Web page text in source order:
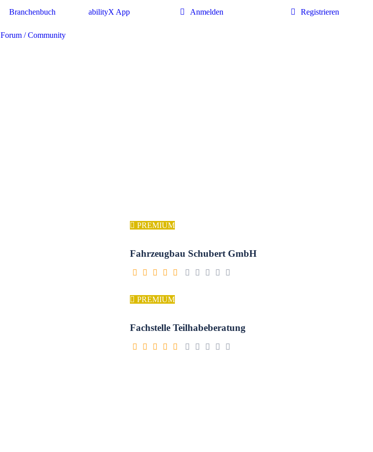
Branchenbuch abilityX App
Forum / Community
Anmelden Registrieren
PREMIUM
Fahrzeugbau Schubert GmbH
PREMIUM
Fachstelle Teilhabeberatung